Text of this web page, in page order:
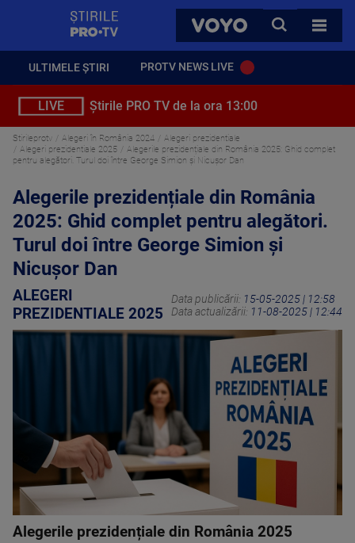
VOYO
CAUTA
TOATE
ULTIMELE ȘTIRI PROTV NEWS LIVE
LIVE Știrile PRO TV de la ora 13:00
Stirileprotv Alegeri în România 2024
Alegeri prezidentiale
Alegeri prezidentiale 2025
Alegerile prezidențiale din România 2025: Ghid complet
pentru alegători. Turul doi între George Simion și Nicușor Dan
Alegerile prezidențiale din România
2025: Ghid complet pentru alegători.
Turul doi între George Simion și
Nicușor Dan
ALEGERI
PREZIDENTIALE 2025
Data publicării: 15-05-2025 | 12:58
Data actualizării: 11-08-2025 | 12:44
Alegerile prezidențiale din România 2025